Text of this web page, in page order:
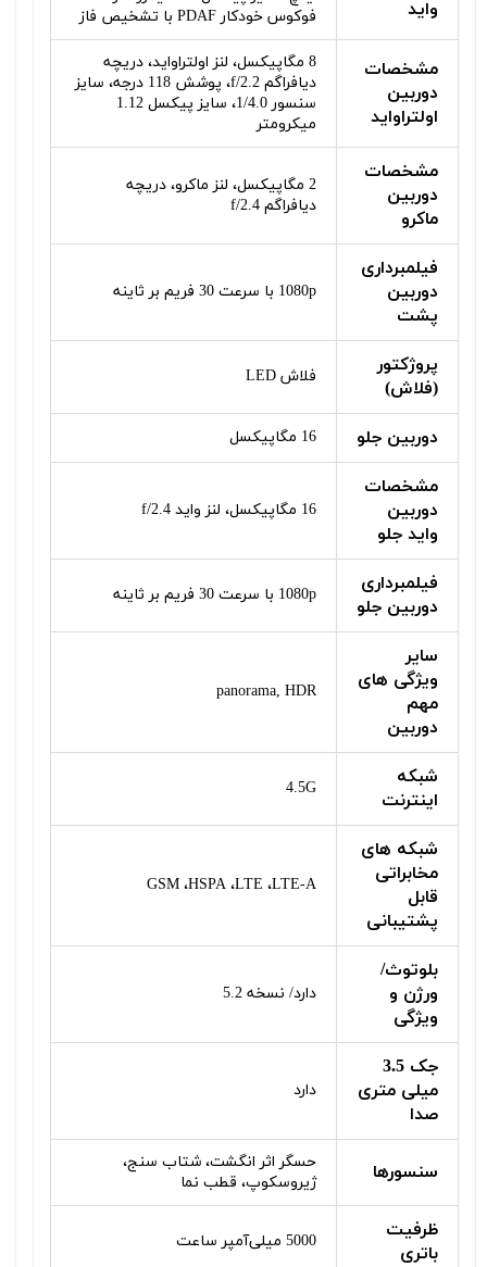
واید
فوکوس خودکار PDAF با تشخیص فاز
مشخصات
دوربین
اولتراواید
8 مگاپیکسل، لنز اولتراواید، دریچه
دیافراگم f/2.2، پوشش 118 درجه، سایز
سنسور 1/4.0، سایز پیکسل 1.12
میکرومتر
مشخصات
دوربین
ماکرو
2 مگاپیکسل، لنز ماکرو، دریچه
دیافراگم f/2.4
فیلمبرداری
دوربین
پشت
1080p با سرعت 30 فریم بر ثاینه
پروژکتور
(فلاش)
فلاش LED
دوربین جلو 16 مگاپیکسل
مشخصات
دوربین
واید جلو
16 مگاپیکسل، لنز واید f/2.4
فیلمبرداری
دوربین جلو
1080p با سرعت 30 فریم بر ثاینه
سایر
ویژگی‌ های
مهم
دوربین
panorama, HDR
شبکه
اینترنت
4.5G
شبکه‌ های
مخابراتی
قابل
پشتیبانی
GSM ،HSPA ،LTE ،LTE-A
بلوتوث/
ورژن و
ویژگی
دارد/ نسخه 5.2
جک 3.5
میلی متری
صدا
دارد
سنسورها
حسگر اثر انگشت، شتاب سنج،
ژیروسکوپ، قطب نما
ظرفیت
باتری
5000 میلی‌آمپر ساعت